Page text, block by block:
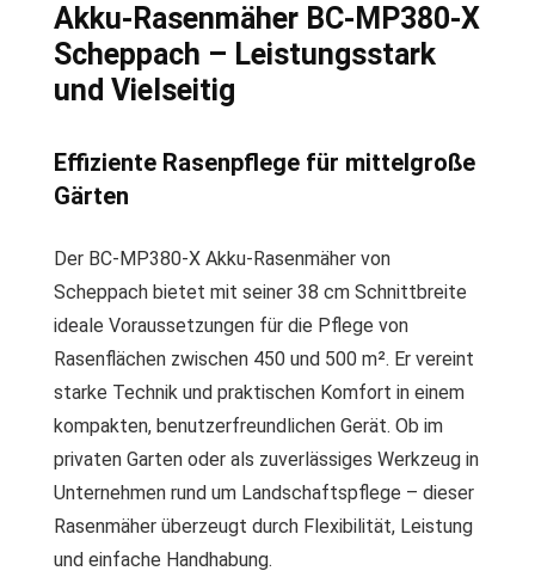
Akku-Rasenmäher BC-MP380-X
Scheppach – Leistungsstark
und Vielseitig
Effiziente Rasenpflege für mittelgroße
Gärten
Der BC-MP380-X Akku-Rasenmäher von
Scheppach bietet mit seiner 38 cm Schnittbreite
ideale Voraussetzungen für die Pflege von
Rasenflächen zwischen 450 und 500 m². Er vereint
starke Technik und praktischen Komfort in einem
kompakten, benutzerfreundlichen Gerät. Ob im
privaten Garten oder als zuverlässiges Werkzeug in
Unternehmen rund um Landschaftspflege – dieser
Rasenmäher überzeugt durch Flexibilität, Leistung
und einfache Handhabung.